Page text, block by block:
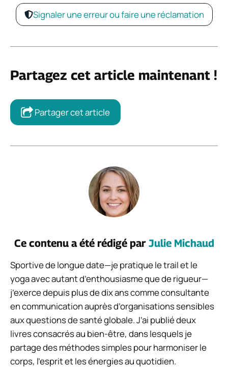
Signaler une erreur ou faire une réclamation
Partagez cet article maintenant !
Partager cet article
Ce contenu a été rédigé par Julie Michaud
Sportive de longue date—je pratique le trail et le
yoga avec autant d’enthousiasme que de rigueur—
j’exerce depuis plus de dix ans comme consultante
en communication auprès d’organisations sensibles
aux questions de santé globale. J’ai publié deux
livres consacrés au bien-être, dans lesquels je
partage des méthodes simples pour harmoniser le
corps, l’esprit et les énergies au quotidien.